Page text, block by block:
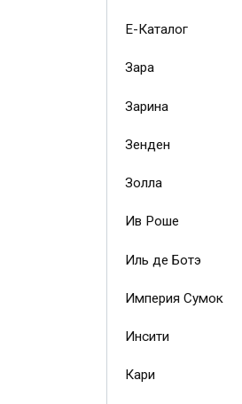
Е-Каталог
Зара
Зарина
Зенден
Золла
Ив Роше
Иль де Ботэ
Империя Сумок
Инсити
Кари